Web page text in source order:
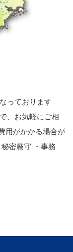
っております
、お気軽にご相
用がかかる場合が
密厳守 ・事務